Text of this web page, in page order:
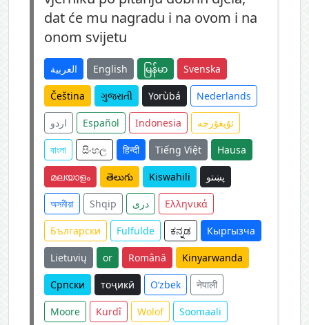
dat će mu nagradu i na ovom i na
onom svijetu
العربية English မြန်မာ Svenska
Čeština ગુજરાતી Yorùbá Nederlands
اردو Español Indonesia ئۇيغۇرچە
বাংলা සිංහල हिन्दी Tiếng Việt Hausa
മലയാളം తెలుగు Kiswahili پښتو
অসমীয়া Shqip دری Ελληνικά
Български Fulfulde ಕನ್ನಡ Кыргызча
Lietuvių or Română Kinyarwanda
Српски тоҷикӣ O‘zbek नेपाली
Moore Kurdî Wolof Soomaali